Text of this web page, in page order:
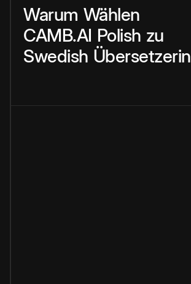
Warum Wählen
CAMB.AI Polish zu
Swedish Übersetzerin